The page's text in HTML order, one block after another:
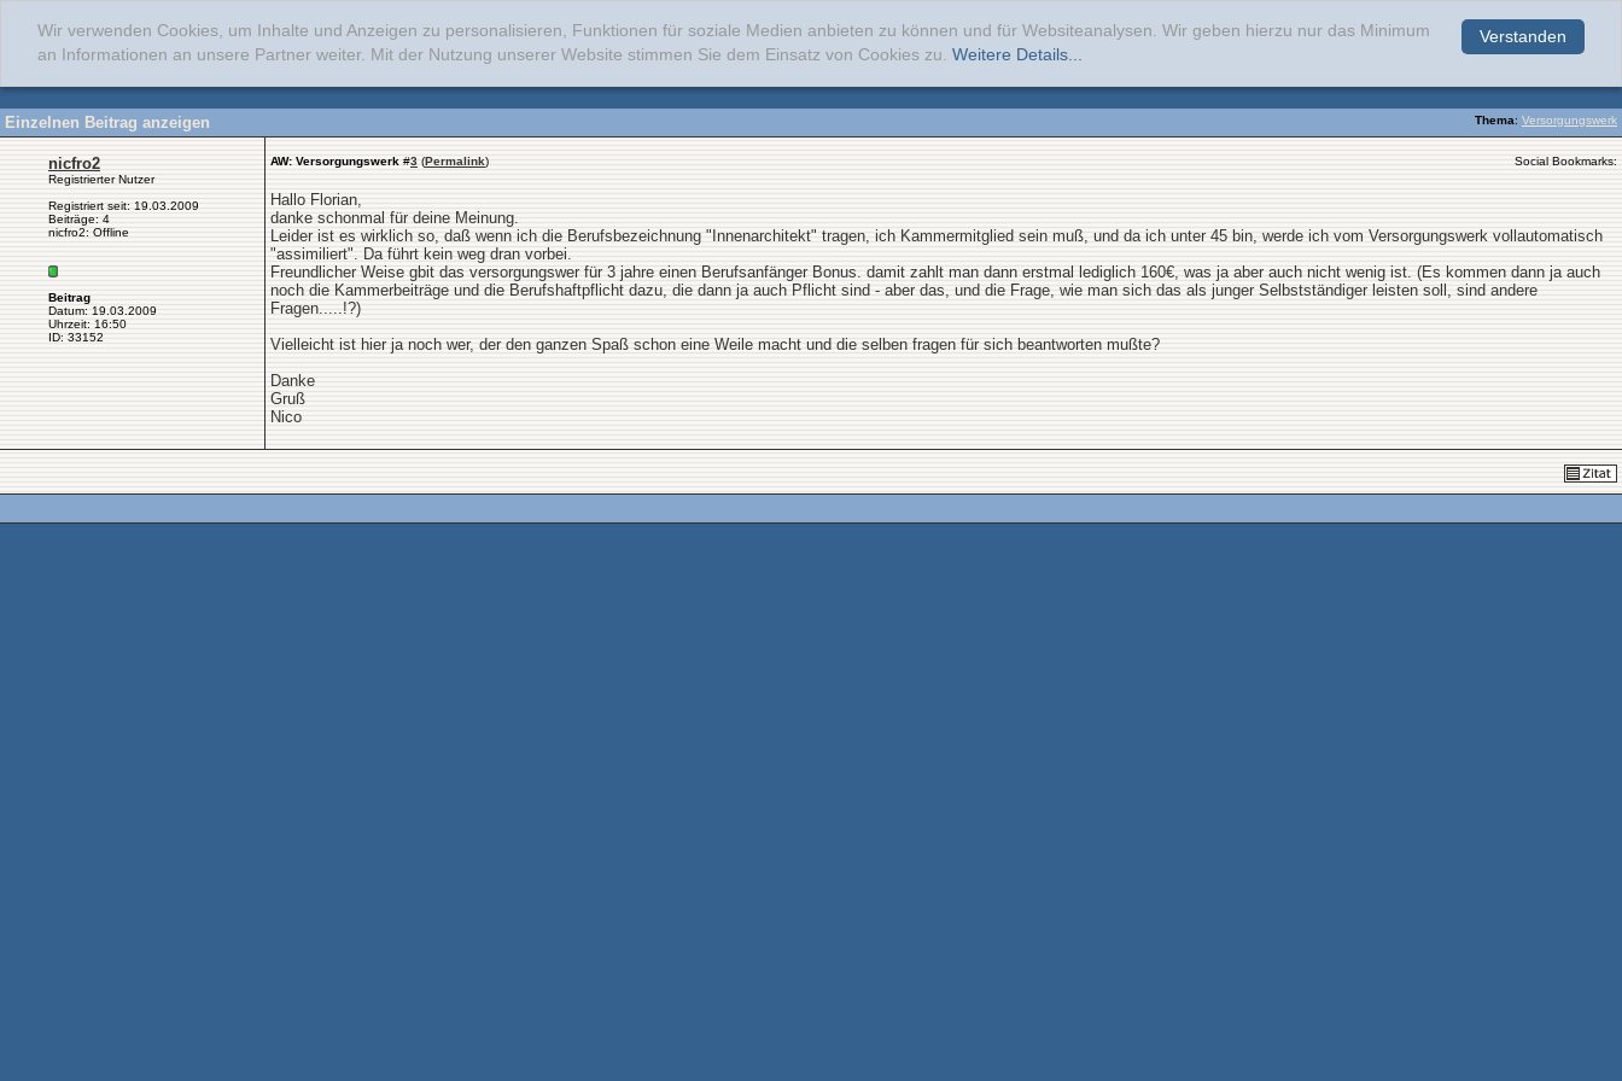
Verstanden
Wir verwenden Cookies, um Inhalte und Anzeigen zu personalisieren, Funktionen für soziale Medien anbieten zu können und für Websiteanalysen. Wir geben hierzu nur das Minimum
an Informationen an unsere Partner weiter. Mit der Nutzung unserer Website stimmen Sie dem Einsatz von Cookies zu. Weitere Details...
Thema: Versorgungswerk
Einzelnen Beitrag anzeigen
nicfro2
Registrierter Nutzer
Registriert seit: 19.03.2009
Beiträge: 4
nicfro2: Offline
Beitrag
Datum: 19.03.2009
Uhrzeit: 16:50
ID: 33152
AW: Versorgungswerk #3 (Permalink) Social Bookmarks:
Hallo Florian,
danke schonmal für deine Meinung.
Leider ist es wirklich so, daß wenn ich die Berufsbezeichnung "Innenarchitekt" tragen, ich Kammermitglied sein muß, und da ich unter 45 bin, werde ich vom Versorgungswerk vollautomatisch
"assimiliert". Da führt kein weg dran vorbei.
Freundlicher Weise gbit das versorgungswer für 3 jahre einen Berufsanfänger Bonus. damit zahlt man dann erstmal lediglich 160€, was ja aber auch nicht wenig ist. (Es kommen dann ja auch
noch die Kammerbeiträge und die Berufshaftpflicht dazu, die dann ja auch Pflicht sind - aber das, und die Frage, wie man sich das als junger Selbstständiger leisten soll, sind andere
Fragen.....!?)
Vielleicht ist hier ja noch wer, der den ganzen Spaß schon eine Weile macht und die selben fragen für sich beantworten mußte?
Danke
Gruß
Nico